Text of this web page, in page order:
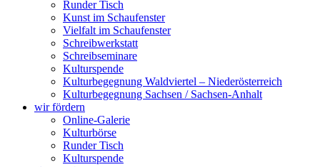
Runder Tisch
Kunst im Schaufenster
Vielfalt im Schaufenster
Schreibwerkstatt
Schreibseminare
Kulturspende
Kulturbegegnung Waldviertel – Niederösterreich
Kulturbegegnung Sachsen / Sachsen-Anhalt
wir fördern
Online-Galerie
Kulturbörse
Runder Tisch
Kulturspende